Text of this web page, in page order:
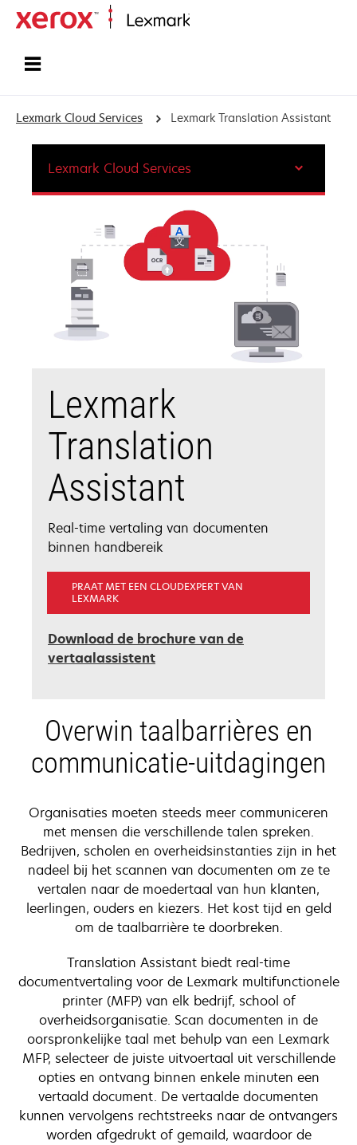
Lexmark Cloud Services Lexmark Translation Assistant
Lexmark
Translation
Assistant
Real-time vertaling van documenten
binnen handbereik
PRAAT MET EEN CLOUDEXPERT VAN
LEXMARK
Download de brochure van de
vertaalassistentopens
tab
Lexmark Cloud Services
Overwin taalbarrières en
communicatie-uitdagingen
Organisaties moeten steeds meer communiceren
met mensen die verschillende talen spreken.
Bedrijven, scholen en overheidsinstanties zijn in het
nadeel bij het scannen van documenten om ze te
vertalen naar de moedertaal van hun klanten,
leerlingen, ouders en kiezers. Het kost tijd en geld
om de taalbarrière te doorbreken.
Translation Assistant biedt real-time
documentvertaling voor de Lexmark multifunctionele
printer (MFP) van elk bedrijf, school of
overheidsorganisatie. Scan documenten in de
oorspronkelijke taal met behulp van een Lexmark
MFP, selecteer de juiste uitvoertaal uit verschillende
opties en ontvang binnen enkele minuten een
vertaald document. De vertaalde documenten
kunnen vervolgens rechtstreeks naar de ontvangers
worden afgedrukt of gemaild, waardoor de